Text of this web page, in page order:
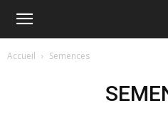
Accueil Semences